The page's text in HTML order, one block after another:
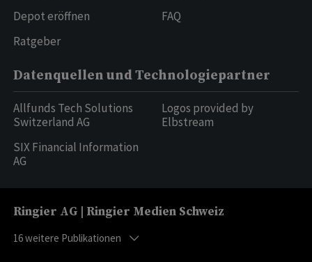
Depot eröffnen
Ratgeber
FAQ
Datenquellen und Technologiepartner
Allfunds Tech Solutions
Switzerland AG
SIX Financial Information
AG
Logos provided by
Elbstream
Ringier AG | Ringier Medien Schweiz
16weitere Publikationen